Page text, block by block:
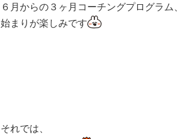
６月からの３ヶ月コーチングプログラム、
始まりが楽しみです
それでは、